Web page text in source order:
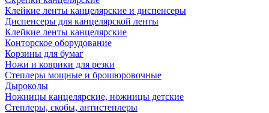
Клейкие ленты канцелярские и диспенсеры
Диспенсеры для канцелярской ленты
Клейкие ленты канцелярские
Конторское оборудование
Корзины для бумаг
Ножи и коврики для резки
Степлеры мощные и брошюровочные
Дыроколы
Ножницы канцелярские, ножницы детские
Степлеры, скобы, антистеплеры